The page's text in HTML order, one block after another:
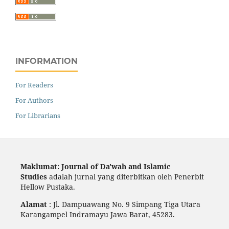
INFORMATION
For Readers
For Authors
For Librarians
Maklumat: Journal of Da'wah and Islamic
Studiesadalah jurnal yang diterbitkan oleh Penerbit
Hellow Pustaka.
Alamat: Jl. Dampuawang No. 9 Simpang Tiga Utara
Karangampel Indramayu Jawa Barat, 45283.